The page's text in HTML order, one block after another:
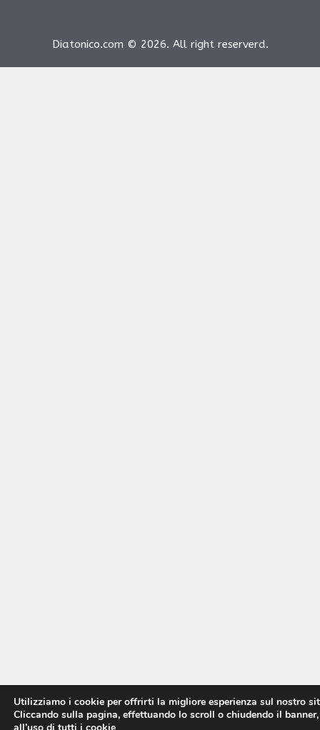
Diatonico.com © 2026. All right reserverd.
Utilizziamo i cookie per offrirti la migliore esperienza sul nostro
Cliccando sulla pagina, effettuando lo scroll o chiudendo il